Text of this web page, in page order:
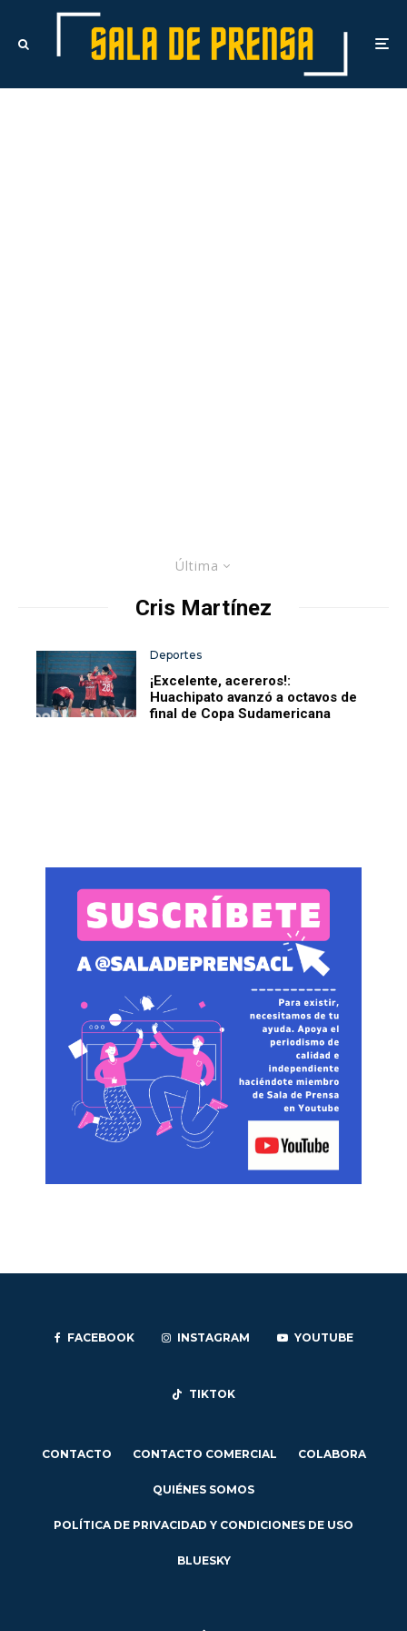
Última
Cris Martínez
Deportes
¡Excelente, acereros!:
Huachipato avanzó a octavos de
final de Copa Sudamericana
FACEBOOK INSTAGRAM YOUTUBE
TIKTOK
CONTACTO CONTACTO COMERCIAL COLABORA
QUIÉNES SOMOS
POLÍTICA DE PRIVACIDAD Y CONDICIONES DE USO
BLUESKY